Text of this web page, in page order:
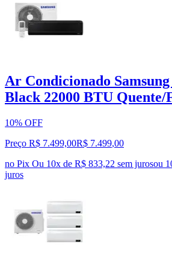
Ar Condicionado
Black 22000 BTU Quente/
10% OFF
Preço R$ 7.499,00R$ 7.499,00
no Pix Ou 10x de R$ 833,22 sem jurosou
juros